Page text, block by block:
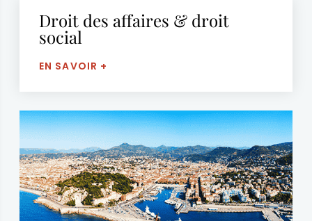
Droit des affaires & droit
social
EN SAVOIR +